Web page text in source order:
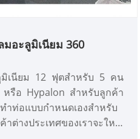
มอะลูมิเนียม 360
มิเนียม 12 ฟุตสำหรับ 5 คน
หรือ Hypalon สำหรับลูกค้า
ำท่อแบบกำหนดเองสำหรับ
ต่างประเทศของเราจะใหญ่